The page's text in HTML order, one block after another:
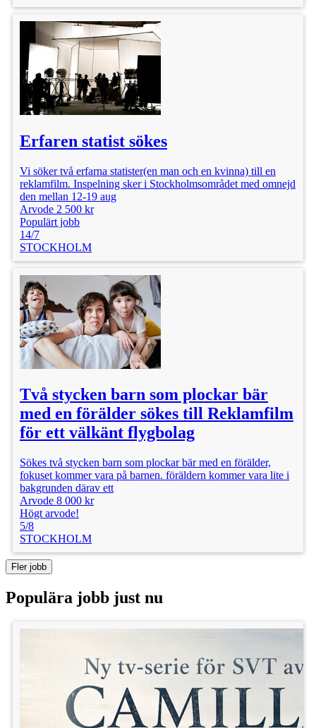
Erfaren statist sökes
Vi söker två erfarna statister(en man och en kvinna) till en
reklamfilm. Inspelning sker i Stockholmsområdet med omnejd
den mellan 12-19 aug
Arvode 2 500 kr
Populärt jobb
14/7
STOCKHOLM
Två stycken barn som plockar bär
med en förälder sökes till Reklamfilm
för ett välkänt flygbolag
Sökes två stycken barn som plockar bär med en förälder,
fokuset kommer vara på barnen. föräldern kommer vara lite i
bakgrunden därav ett
Arvode 8 000 kr
Högt arvode!
5/8
STOCKHOLM
Fler jobb
Populära jobb just nu